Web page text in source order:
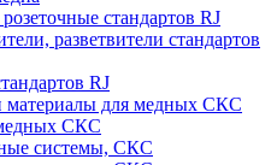
стандартов RJ
разветвители стандартов
RJ
материалы для медных СКС
СКС
системы, СКС